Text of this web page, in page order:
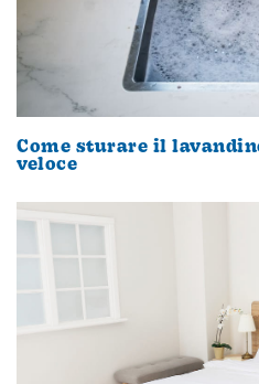
Come sturare il
veloce